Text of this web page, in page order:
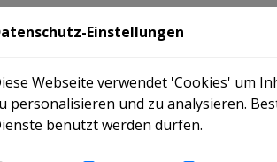
Begrenzung von
bereits vorwegnehmend
effect“ vermieden werden, der das
entlang der
umfasst sind,
Abs. 1 UGB vor, dass ein
nicht mehr als 1.000
Einstellungen
Webseite verwendet 'Cookies' um
personalisieren und zu analysieren.
benutzt werden dürfen.